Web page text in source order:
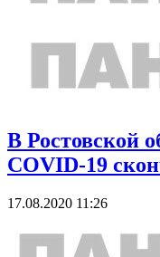
В Ростовской
COVID-19
17.08.2020 11:26